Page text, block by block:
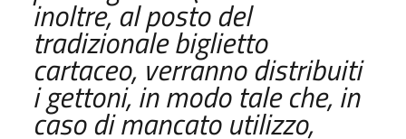
inoltre, al posto del
tradizionale biglietto
cartaceo, verranno distribuiti
i gettoni, in modo tale che, in
caso di mancato utilizzo,